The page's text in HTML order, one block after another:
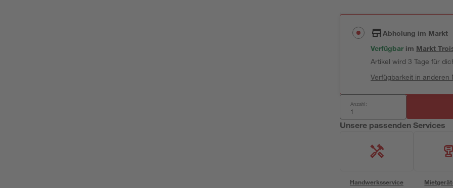
Abholung im Markt
Verfügbar im Markt
Artikel wird 3 Tage für
Verfügbarkeit in anderen
Anzahl:
Unsere passenden Services
Handwerksservice